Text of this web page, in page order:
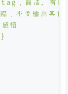
，简洁、有话
，不要输出其他
悟